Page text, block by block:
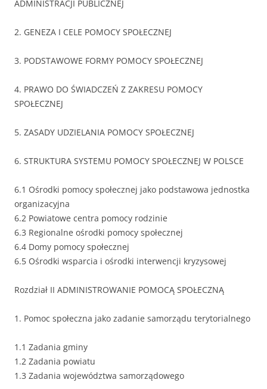
ADMINISTRACJI PUBLICZNEJ
2. GENEZA I CELE POMOCY SPOŁECZNEJ
3. PODSTAWOWE FORMY POMOCY SPOŁECZNEJ
4. PRAWO DO ŚWIADCZEŃ Z ZAKRESU POMOCY
SPOŁECZNEJ
5. ZASADY UDZIELANIA POMOCY SPOŁECZNEJ
6. STRUKTURA SYSTEMU POMOCY SPOŁECZNEJ W POLSCE
6.1 Ośrodki pomocy społecznej jako podstawowa jednostka
organizacyjna
6.2 Powiatowe centra pomocy rodzinie
6.3 Regionalne ośrodki pomocy społecznej
6.4 Domy pomocy społecznej
6.5 Ośrodki wsparcia i ośrodki interwencji kryzysowej
Rozdział II ADMINISTROWANIE POMOCĄ SPOŁECZNĄ
1. Pomoc społeczna jako zadanie samorządu terytorialnego
1.1 Zadania gminy
1.2 Zadania powiatu
1.3 Zadania województwa samorządowego